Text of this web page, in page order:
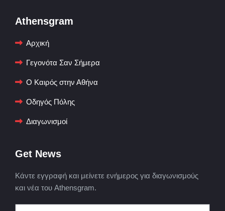
Athensgram
Αρχική
Γεγονότα Σαν Σήμερα
Ο Καιρός στην Αθήνα
Οδηγός Πόλης
Διαγωνισμοί
Get News
Κάντε εγγραφή και μείνετε ενήμερος για διαγωνισμούς
και νέα του Athensgram.